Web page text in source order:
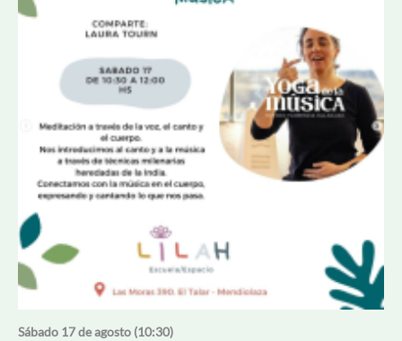
Sábado 17 de agosto (10:30)